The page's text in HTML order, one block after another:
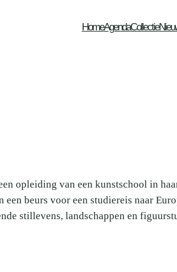
HomeAgendaCollectie
opleiding van een kunstschool in
een beurs voor een studiereis naar
stillevens, landschappen en